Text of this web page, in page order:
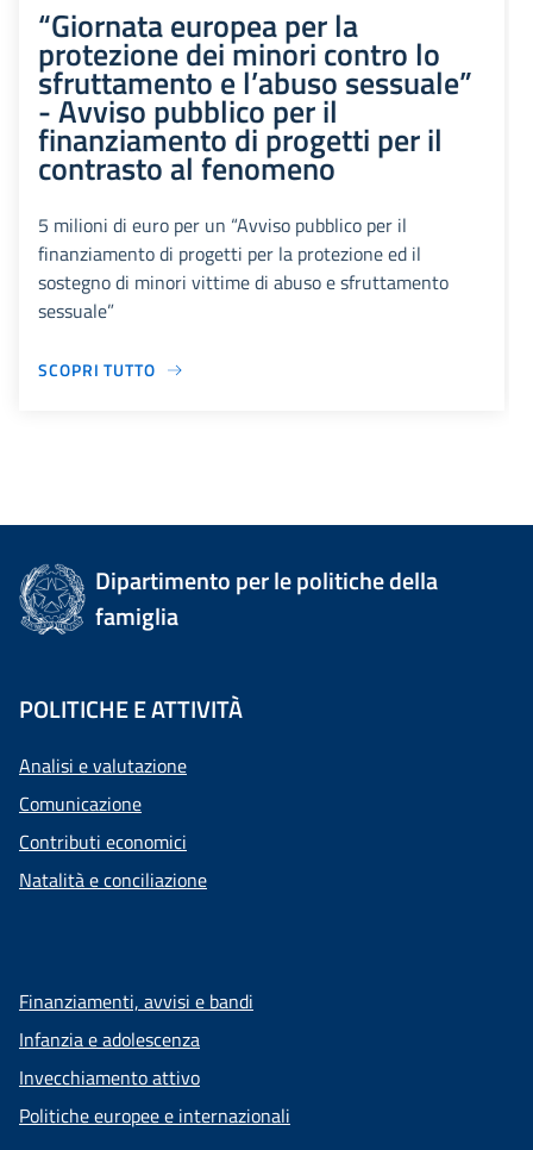
“Giornata europea per la
protezione dei minori contro lo
sfruttamento e l’abuso sessuale”
- Avviso pubblico per il
finanziamento di progetti per il
contrasto al fenomeno
5 milioni di euro per un “Avviso pubblico per il
finanziamento di progetti per la protezione ed il
sostegno di minori vittime di abuso e sfruttamento
sessuale”
SCOPRI TUTTO
Dipartimento per le politiche della
famiglia
POLITICHE E ATTIVITÀ
Analisi e valutazione
Comunicazione
Contributi economici
Natalità e conciliazione
Finanziamenti, avvisi e bandi
Infanzia e adolescenza
Invecchiamento attivo
Politiche europee e internazionali